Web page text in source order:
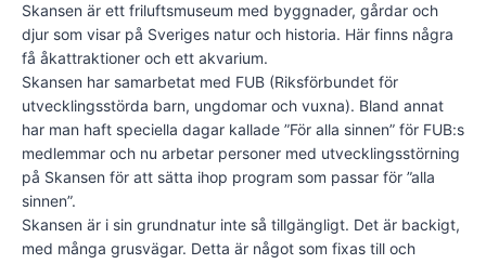
Skansen är ett friluftsmuseum med byggnader, gårdar och
djur som visar på Sveriges natur och historia. Här finns några
få åkattraktioner och ett akvarium.
Skansen har samarbetat med FUB (Riksförbundet för
utvecklingsstörda barn, ungdomar och vuxna). Bland annat
har man haft speciella dagar kallade ”För alla sinnen” för FUB:s
medlemmar och nu arbetar personer med utvecklingsstörning
på Skansen för att sätta ihop program som passar för ”alla
sinnen”.
Skansen är i sin grundnatur inte så tillgängligt. Det är backigt,
med många grusvägar. Detta är något som fixas till och